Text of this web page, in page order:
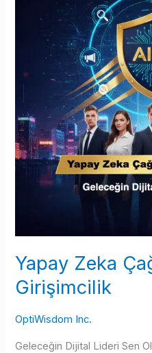
Yapay Zeka
Girişimcilik
OptiWisdom Inc.
Geleceğin Dijital Lideri Sen